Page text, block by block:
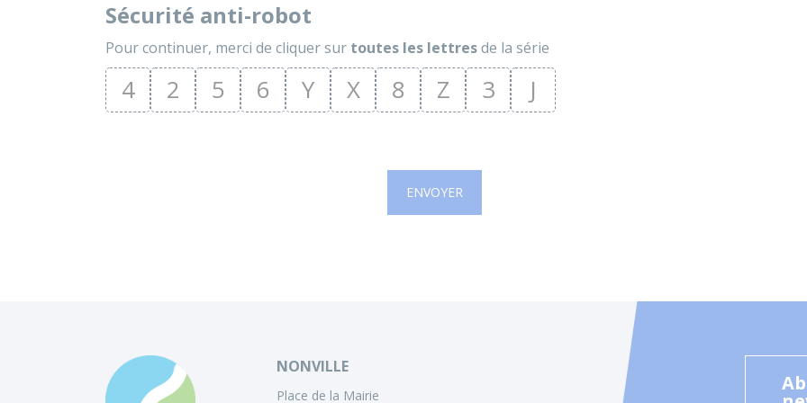
Sécurité anti-robot
Pour continuer, merci de cliquer sur toutes les lettresde la série
4 2 5 6 Y X 8 Z 3 J
ENVOYER
NONVILLE
Place de la Mairie